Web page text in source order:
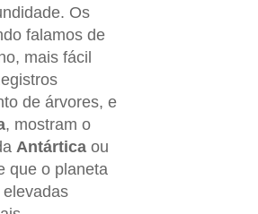
Os
falamos de
mais fácil
de árvores, e
, mostram o
Antárticaou
que o planeta